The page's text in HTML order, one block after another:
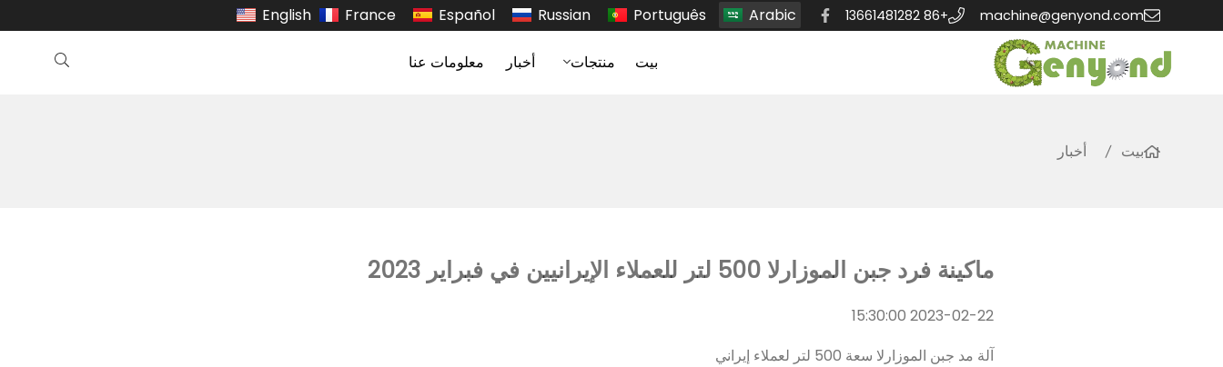
machine@genyond.com
+86 13661481282
English France Español Russian Português Arabic
بيت منتجات أخبار معلومات عنا
بيت أخبار
ماكينة فرد جبن الموزارلا 500 لتر للعملاء الإيرانيين في فبراير 2023
2023-02-22 15:30:00
آلة مد جبن الموزارلا سعة 500 لتر لعملاء إيراني